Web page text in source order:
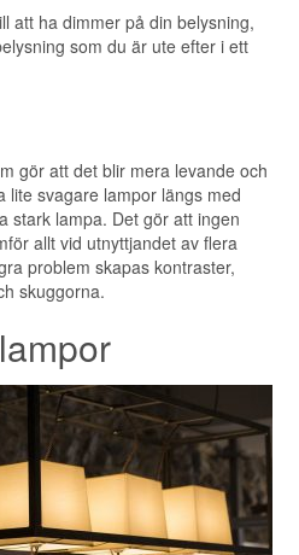
att ha dimmer på din belysning,
som du är ute efter i ett
gör att det blir mera levande och
lite svagare lampor längs med
stark lampa. Det gör att ingen
allt vid utnyttjandet av flera
problem skapas kontraster,
skuggorna.